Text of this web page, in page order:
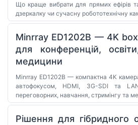
Що краще вибрати для прямих ефірів
дзеркалку чи сучасну робототехнічну
Minrray ED1202B — 4K
для конференцій,
медицини
Minrray ED1202B — компактна 4K
автофокусом, HDMI, 3G-SDI та
переговорних, навчання, стримінгу та
Рішення для гібридного